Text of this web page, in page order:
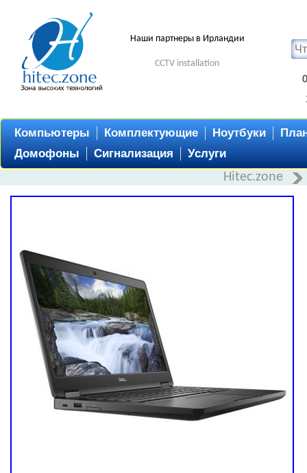
Наши партнеры в Ирландии
CCTV installation
Компьютеры Комплектующие Ноутбуки
Домофоны
Сигнализация Услуги
Hitec.zone